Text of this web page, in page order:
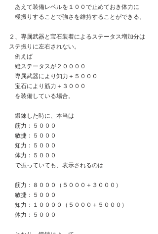
あえて装備レベルを１００で止めておき体力に
極振りすることで強さを維持することができる。
２、専属武器と宝石装着によるステータス増加分は
ステ振りに左右されない。
例えば
総ステータスが２００００
専属武器により知力＋５０００
宝石により筋力＋３０００
を装備している場合。
鍛錬した時に、本当は
筋力：５０００
敏捷：５０００
知力：５０００
体力：５０００
で振っていても、表示されるのは
筋力：８０００（５０００＋３０００）
敏捷：５０００
知力：１００００（５０００＋５０００）
体力：５０００